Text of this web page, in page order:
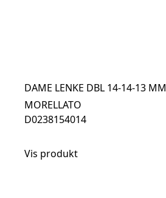
DAME LENKE DBL 14-14-13 MM
MORELLATO
D0238154014
Vis produkt